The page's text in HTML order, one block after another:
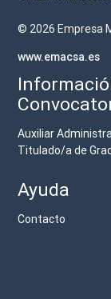
© 2026 Empresa
www.emacsa.es
Auxiliar
Titulado/a de
Ayuda
Contacto